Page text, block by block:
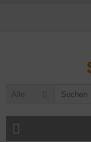
Alle